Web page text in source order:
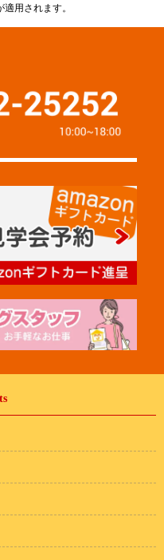
適用されます。